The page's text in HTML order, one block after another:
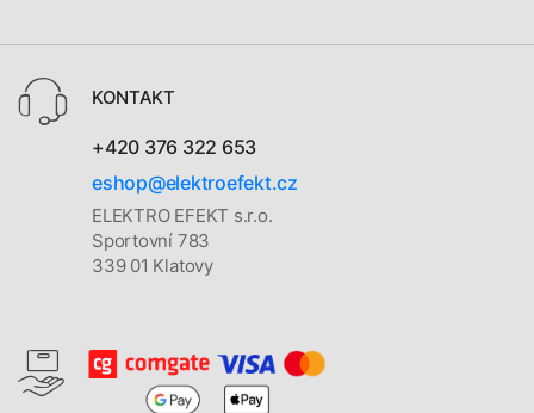
KONTAKT
+420 376 322 653
eshop@elektroefekt.cz
ELEKTRO EFEKT s.r.o.
Sportovní 783
339 01 Klatovy